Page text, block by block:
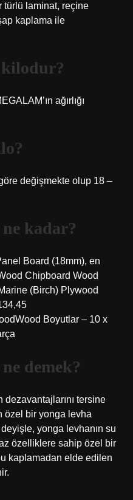
türlü laminat, reçine
kaplama ile
kilodur?
ağırlığı
değişmekte olup 18 –
kadar?
Board (18mm), en
Chipboard Wood
(Birch) Plywood
Boyutlar – 10 x
demek?
tersine
özel bir yonga levha
yonga levhanın su
özelliklere sahip özel bir
kaplamadan elde edilen